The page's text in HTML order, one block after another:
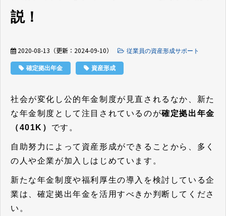
説！
2020-08-13 （更新： 2024-09-10） 従業員の資産形成サポート
確定拠出年金 資産形成
社会が変化し公的年金制度が見直されるなか、新た
な年金制度として注目されているのが確定拠出年金
（401K） です。
自助努力によって資産形成ができることから、多く
の人や企業が加入しはじめています。
新たな年金制度や福利厚生の導入を検討している企
業は、確定拠出年金を活用すべきか判断してくださ
い。